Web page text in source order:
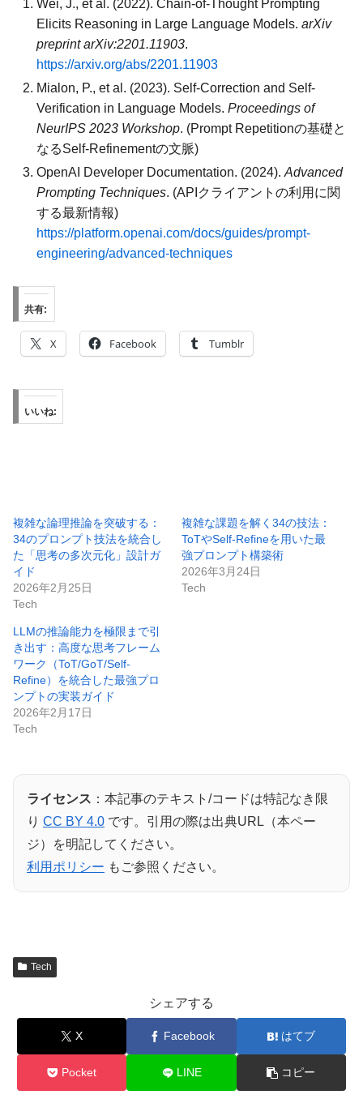
Wei, J., et al. (2022). Chain-of-Thought Prompting
Elicits Reasoning in Large Language Models.arXiv
preprint arXiv:2201.11903.
https://arxiv.org/abs/2201.11903
Mialon, P., et al. (2023). Self-Correction and Self-
Verification in Language Models.Proceedings of
NeurIPS 2023 Workshop. (Prompt Repetitionの基礎と
なるSelf-Refinementの文脈)
OpenAI Developer Documentation. (2024).Advanced
Prompting Techniques. (APIクライアントの利用に関
する最新情報)
https://platform.openai.com/docs/guides/prompt-
engineering/advanced-techniques
共有:
X Facebook Tumblr
いいね:
複雑な論理推論を突破する：
34のプロンプト技法を統合し
た「思考の多次元化」設計ガ
イド
2026年2月25日
Tech
複雑な課題を解く34の技法：
ToTやSelf-Refineを用いた最
強プロンプト構築術
2026年3月24日
Tech
LLMの推論能力を極限まで引
き出す：高度な思考フレーム
ワーク（ToT/GoT/Self-
Refine）を統合した最強プロ
ンプトの実装ガイド
2026年2月17日
Tech
ライセンス ：本記事のテキスト/コードは特記なき限
り CC BY 4.0 です。引用の際は出典URL（本ペー
ジ）を明記してください。
利用ポリシー もご参照ください。
Tech
シェアする
X Facebook はてブ
Pocket LINE コピー